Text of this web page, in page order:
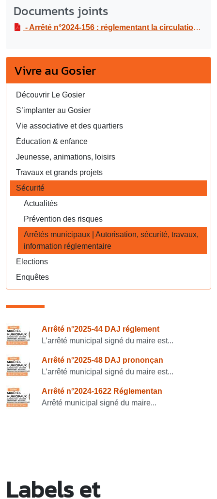
Documents joints
- Arrêté n°2024-156 : réglementant la circulation et le stationnement pour des travaux de réfection de la chaussée - bouchage de trous - Route de la Bouaye du mardi 23 janvier au mercredi 6 février 2024.
Vivre au Gosier
Découvrir Le Gosier
S’implanter au Gosier
Vie associative et des quartiers
Éducation & enfance
Jeunesse, animations, loisirs
Travaux et grands projets
Sécurité
Actualités
Prévention des risques
Arrêtés municipaux | Autorisation, sécurité, travaux,
information réglementaire
Elections
Enquêtes
Consulter également
Arrêté n°2025-44 DAJ réglement
L’arrêté municipal signé du maire est...
Arrêté n°2025-48 DAJ prononçan
L’arrêté municipal signé du maire est...
Arrêté n°2024-1622 Réglementan
Arrêté municipal signé du maire...
Labels et